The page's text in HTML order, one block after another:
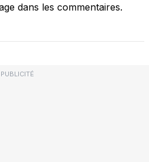
dans les commentaires.
PUBLICITÉ